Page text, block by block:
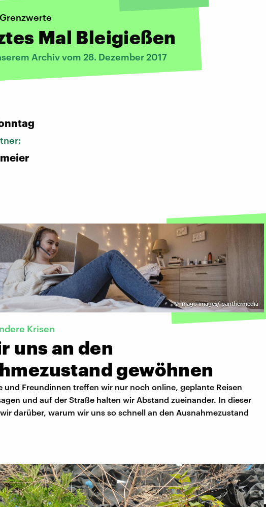
Mal Bleigießen
Archiv vom 28. Dezember 2017
©imago images/ panthermedia
Krisen
uns an den
gewöhnen
und Freundinnen treffen wir nur noch online, geplante Reisen
und auf der Straße halten wir Abstand zueinander. In dieser
darüber, warum wir uns so schnell an den Ausnahmezustand